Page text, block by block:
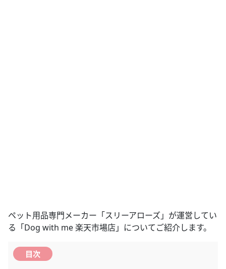
ペット用品専門メーカー「スリーアローズ」が運営してい
る「Dog with me 楽天市場店」についてご紹介します。
目次